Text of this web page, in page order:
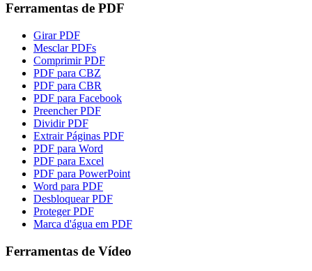
Ferramentas de PDF
Girar PDF
Mesclar PDFs
Comprimir PDF
PDF para CBZ
PDF para CBR
PDF para Facebook
Preencher PDF
Dividir PDF
Extrair Páginas PDF
PDF para Word
PDF para Excel
PDF para PowerPoint
Word para PDF
Desbloquear PDF
Proteger PDF
Marca d'água em PDF
Ferramentas de Vídeo